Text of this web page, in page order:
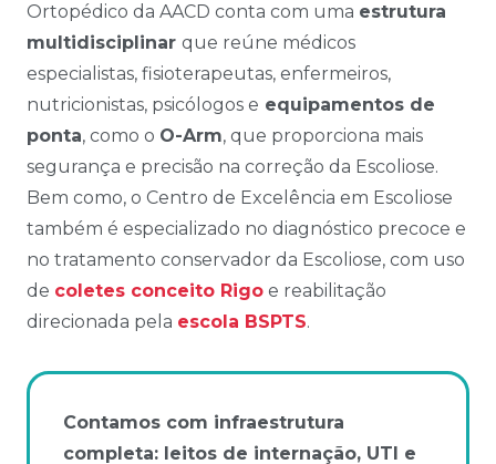
Ortopédico da AACD conta com uma estrutura
multidisciplinar que reúne médicos
especialistas, fisioterapeutas, enfermeiros,
nutricionistas, psicólogos e equipamentos de
ponta, como o O-Arm, que proporciona mais
segurança e precisão na correção da Escoliose.
Bem como, o Centro de Excelência em Escoliose
também é especializado no diagnóstico precoce e
no tratamento conservador da Escoliose, com uso
de coletes conceito Rigo e reabilitação
direcionada pela escola BSPTS.
Contamos com infraestrutura
completa: leitos de internação, UTI e